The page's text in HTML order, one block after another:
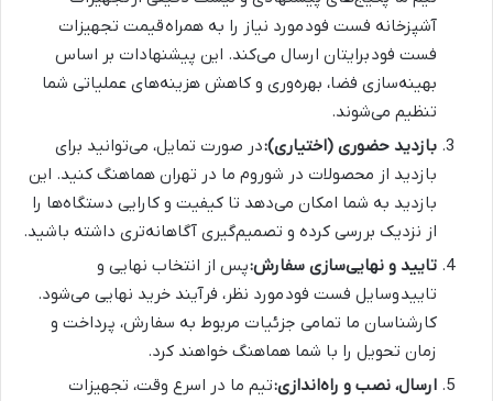
آشپزخانه فست فود مورد نیاز را به همراه قیمت تجهیزات
فست فود برایتان ارسال می‌کند. این پیشنهادات بر اساس
بهینه‌سازی فضا، بهره‌وری و کاهش هزینه‌های عملیاتی شما
تنظیم می‌شوند.
بازدید حضوری (اختیاری):در صورت تمایل، می‌توانید برای
بازدید از محصولات در شوروم ما در تهران هماهنگ کنید. این
بازدید به شما امکان می‌دهد تا کیفیت و کارایی دستگاه‌ها را
از نزدیک بررسی کرده و تصمیم‌گیری آگاهانه‌تری داشته باشید.
تایید و نهایی‌سازی سفارش:پس از انتخاب نهایی و
تایید وسایل فست فود مورد نظر، فرآیند خرید نهایی می‌شود.
کارشناسان ما تمامی جزئیات مربوط به سفارش، پرداخت و
زمان تحویل را با شما هماهنگ خواهند کرد.
ارسال، نصب و راه‌اندازی:تیم ما در اسرع وقت، تجهیزات